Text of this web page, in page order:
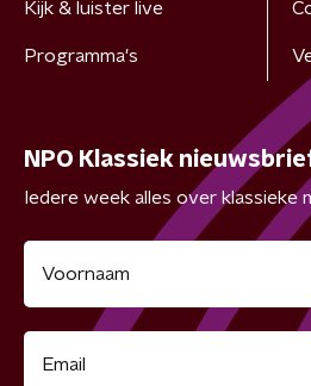
Kijk & luister live
Programma's
NPO Klassiek
Iedere week alles over klassieke